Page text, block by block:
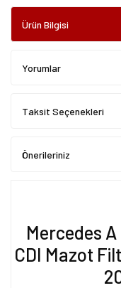
Ürün Bilgisi
Yorumlar
Taksit Seçenekleri
Önerileriniz
Mercedes A
CDI Mazot